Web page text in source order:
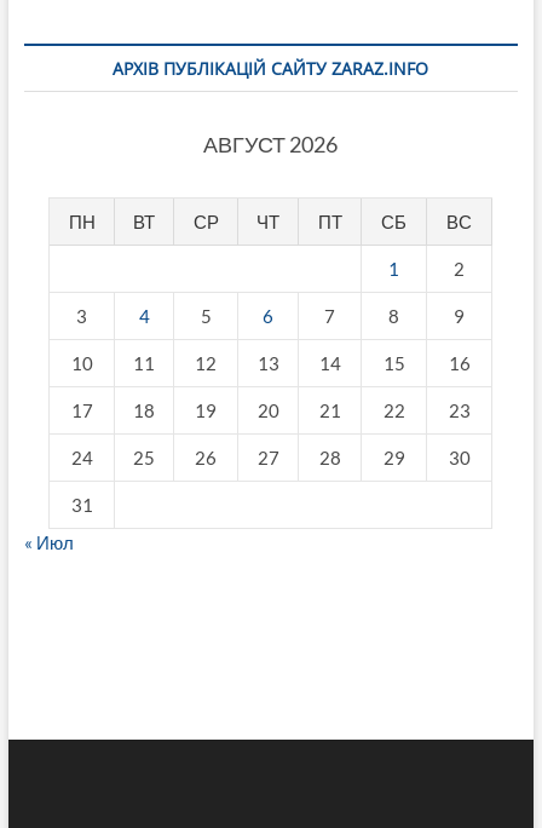
АРХІВ ПУБЛІКАЦІЙ САЙТУ ZARAZ.INFO
АВГУСТ 2026
ПН ВТ СР ЧТ ПТ СБ ВС
1 2
3 4 5 6 7 8 9
10 11 12 13 14 15 16
17 18 19 20 21 22 23
24 25 26 27 28 29 30
31
« Июл